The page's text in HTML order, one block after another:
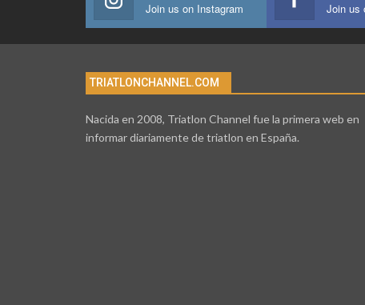
Join us on Instagram Join us
TRIATLONCHANNEL.COM
Nacida en 2008, Triatlon Channel fue la primera web en
informar diariamente de triatlon en España.